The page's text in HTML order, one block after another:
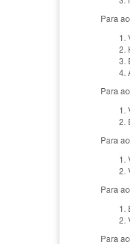
Para
Para
Para
Para
Para